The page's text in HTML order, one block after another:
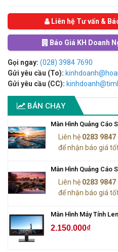
Liên hệ Tư vấn &
Báo Giá KH Doanh
Gọi ngay: (028) 3984 7690
Gửi yêu cầu (To):
Gửi yêu cầu (CC):
BÁN CHẠY
Màn Hình Quảng Cáo
Liên hệ 0283 9847
để nhận báo giá
Màn Hình Quảng Cáo
Liên hệ 0283 9847
để nhận báo giá
Màn Hình Máy Tính
2.150.000₫